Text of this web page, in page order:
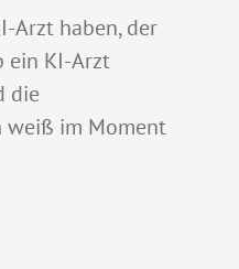
Arzt haben, der
ein KI-Arzt
die
weiß im Moment